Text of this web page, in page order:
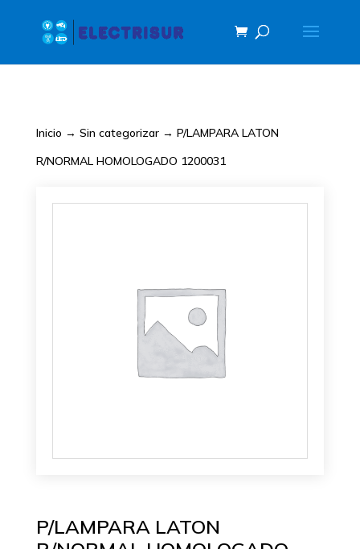
Inicio → Sin categorizar→ P/LAMPARA LATON
R/NORMAL HOMOLOGADO 1200031
P/LAMPARA LATON